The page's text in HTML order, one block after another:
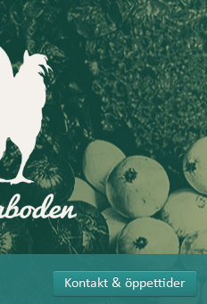
Kontakt & öppettider